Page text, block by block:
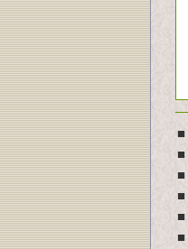
■
■
■
■
■
■